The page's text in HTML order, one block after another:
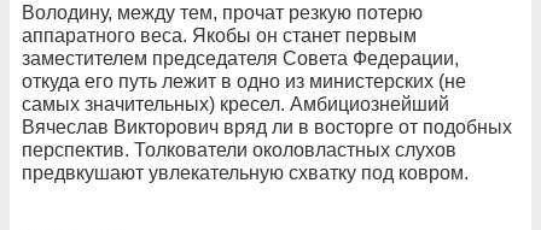
Володину, между тем, прочат резкую потерю
аппаратного веса. Якобы он станет первым
заместителем председателя Совета Федерации,
откуда его путь лежит в одно из министерских (не
самых значительных) кресел. Амбициознейший
Вячеслав Викторович вряд ли в восторге от подобных
перспектив. Толкователи околовластных слухов
предвкушают увлекательную схватку под ковром.